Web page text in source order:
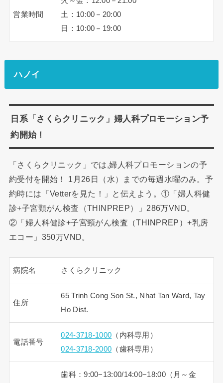
営業時間
土：10:00－20:00
日：10:00－19:00
ハノイ
日系「さくらクリニック」婦人科プロモーション予
約開始！
「さくらクリニック」では,婦人科プロモーションの予
約受付を開始！ 1月26日（水）までの毎週水曜のみ。予
約時には「Vetterを見た！」と伝えよう。①「婦人科健
診+子宮頸がん検査（THINPREP）」286万VND。
②「婦人科健診+子宮頸がん検査（THINPREP）+乳房
エコー」350万VND。
病院名 さくらクリニック
住所
65 Trinh Cong Son St., Nhat Tan Ward, Tay
Ho Dist.
電話番号
024-3718-1000 （内科専用）
024-3718-2000 （歯科専用）
歯科：9:00−13:00/14:00−18:00（月～金